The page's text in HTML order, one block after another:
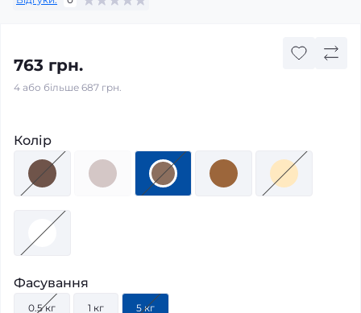
763 грн.
4 або більше 687 грн.
Колір
Фасування
0.5 кг 1 кг 5 кг